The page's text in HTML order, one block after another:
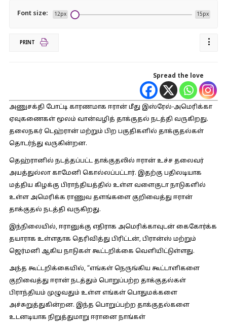
Font size: 12px 15px
PRINT
Spread the love
அணுசக்தி போட்டி காரணமாக ஈரான் மீது இஸ்ரேல்-அமெரிக்கா
ஏவுகணைகள் மூலம் வான்வழித் தாக்குதல் நடத்தி வருகிறது.
தலைநகர் டெஹ்ரான் மற்றும் பிற பகுதிகளில் தாக்குதல்கள்
தொடர்ந்து வருகின்றன.
தெஹ்ரானில் நடத்தப்பட்ட தாக்குதலில் ஈரான் உச்ச தலைவர்
அயத்துல்லா காமேனி கொல்லப்பட்டார். இதற்கு பதிலடியாக
மத்திய கிழக்கு பிராந்தியத்தில் உள்ள வளைகுடா நாடுகளில்
உள்ள அமெரிக்க ராணுவ தளங்களை குறிவைத்து ஈரான்
தாக்குதல் நடத்தி வருகிறது.
இந்நிலையில், ஈரானுக்கு எதிராக அமெரிக்காவுடன் கைகோர்க்க
தயாராக உள்ளதாக தெரிவித்து பிரிட்டன், பிரான்ஸ் மற்றும்
ஜெர்மனி ஆகிய நாடுகள் கூட்டறிக்கை வெளியிட்டுள்ளது.
அந்த கூட்டறிக்கையில், “எங்கள் நெருங்கிய கூட்டாளிகளை
குறிவைத்து ஈரான் நடத்தும் பொறுப்பற்ற தாக்குதல்கள்
பிராந்தியம் முழுவதும் உள்ள எங்கள் பொதுமக்களை
அச்சுறுத்துகின்றன. இந்த பொறுப்பற்ற தாக்குதல்களை
உடனடியாக நிறுத்துமாறு ஈரானை நாங்கள்